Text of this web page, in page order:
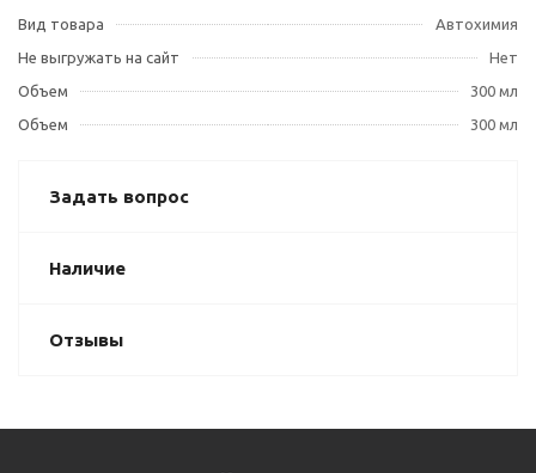
Вид товара
Автохимия
Не выгружать на сайт
Нет
Объем
300 мл
Объем
300 мл
Задать вопрос
Наличие
Отзывы